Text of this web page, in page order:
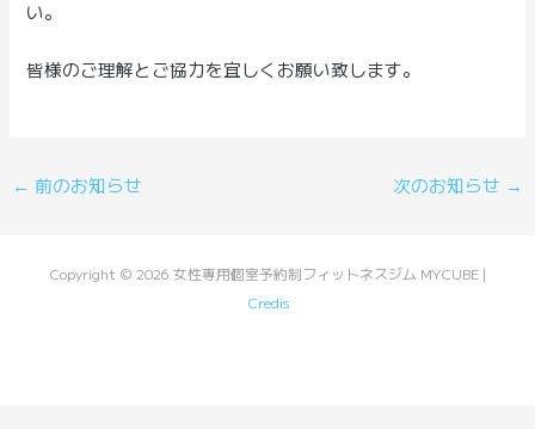
い。
皆様のご理解とご協力を宜しくお願い致します。
Post
← 前のお知らせ 次のお知らせ →
Copyright © 2026 女性専用個室予約制フィットネスジム MYCUBE |
Credis